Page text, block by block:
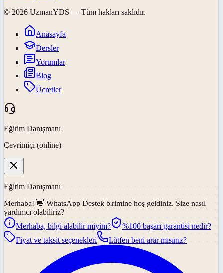
© 2026 UzmanYDS — Tüm hakları saklıdır.
Anasayfa
Dersler
Yorumlar
Blog
Ücretler
Eğitim Danışmanı
Çevrimiçi (online)
Eğitim Danışmanı
Merhaba! 👋 WhatsApp Destek birimine hoş geldiniz. Size nasıl
yardımcı olabiliriz?
Merhaba, bilgi alabilir miyim?
%100 başarı garantisi nedir?
Fiyat ve taksit seçenekleri
Lütfen beni arar mısınız?